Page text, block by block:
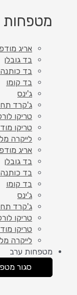
מטפחות
אריג
בד גובלן
בד כותנה
בד קומו
ג'ינס
ג'קרד
טריקו
טריקו
לייקרה
אריג
בד גובלן
בד כותנה
בד קומו
ג'ינס
ג'קרד
טריקו
טריקו
לייקרה
מטפחות ערב
סגור